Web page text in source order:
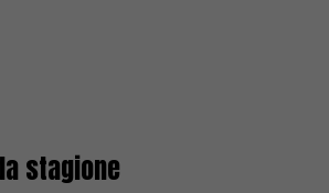
stagione